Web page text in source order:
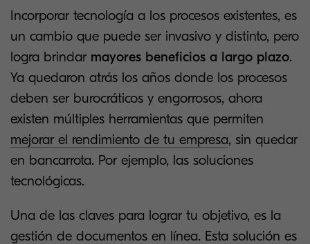
Incorporar tecnología a los procesos existentes, es
un cambio que puede ser invasivo y distinto, pero
logra brindar mayores beneficios a largo plazo.
Ya quedaron atrás los años donde los procesos
deben ser burocráticos y engorrosos, ahora
existen múltiples herramientas que permiten
mejorar el rendimiento de tu empresa, sin quedar
en bancarrota. Por ejemplo, las soluciones
tecnológicas.
Una de las claves para lograr tu objetivo, es la
gestión de documentos en línea. Esta solución es